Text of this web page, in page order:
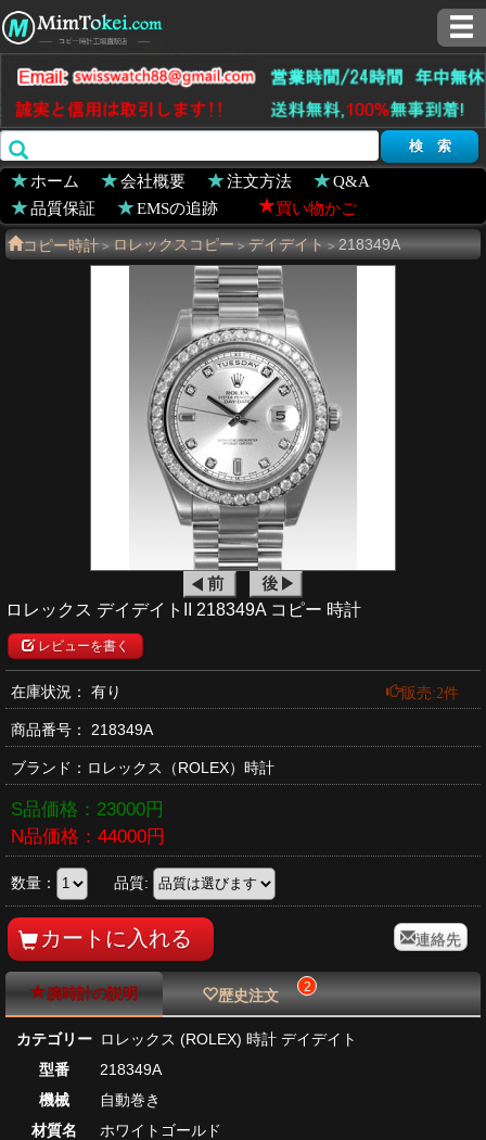
ホーム 会社概要 注文方法
Q&A
品質保証
EMSの追跡 買い物かご
コピー時計 > ロレックスコピー > デイデイト > 218349A
ロレックス デイデイトII 218349A コピー 時計
レビューを書く
在庫状況： 有り 販売:2件
商品番号： 218349A
ブランド： ロレックス （ROLEX）時計
S品価格： 23000円
N品価格： 44000円
数量： 品質:
連絡先
腕時計の説明 歴史注文 2
カテゴリー ロレックス (ROLEX) 時計 デイデイト
型番
218349A
機械
自動巻き
材質名
ホワイトゴールド